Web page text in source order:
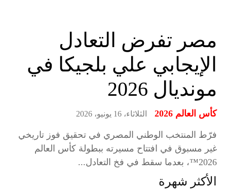
مصر تفرض التعادل
الإيجابي علي بلجيكا في
مونديال 2026
كأس العالم 2026 الثلاثاء، 16 يونيو، 2026
فرّط المنتخب الوطني المصري في تحقيق فوز تاريخي
غير مسبوق في افتتاح مسيرته ببطولة كأس العالم
2026™، بعدما سقط في فخ التعادل...
الأكثر شهرة